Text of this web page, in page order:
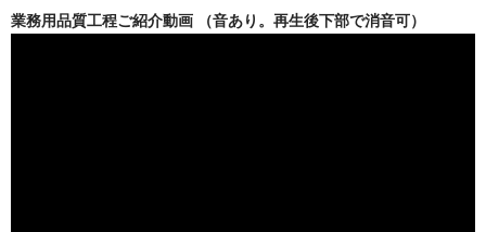
業務用品質工程ご紹介動画 （音あり。再生後下部で消音可）